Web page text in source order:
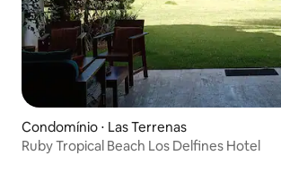
Condomínio ⋅ Las Terrenas
Ruby Tropical Beach Los Delfines Hotel